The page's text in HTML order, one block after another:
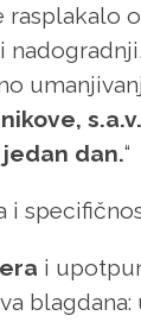
dan.“
i
i